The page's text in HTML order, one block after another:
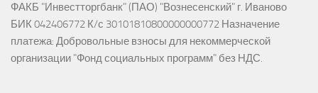
ФАКБ "Инвестторгбанк" (ПАО) "Вознесенский" г. Иваново
БИК 042406772 К/с 30101810800000000772 Назначение
платежа: Добровольные взносы для некоммерческой
организации "Фонд социальных программ" без НДС.